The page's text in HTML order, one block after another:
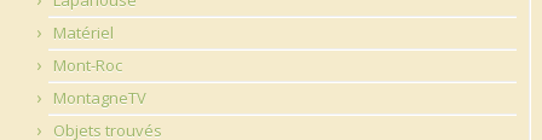
Matériel
Mont-Roc
MontagneTV
Objets trouvés